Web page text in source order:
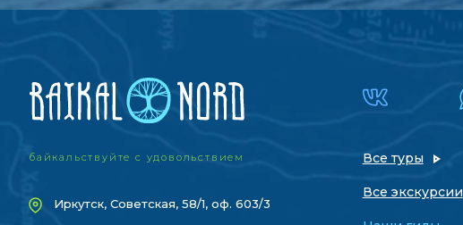
байкальствуйте с удовольствием
Иркутск, Советская, 58/1, оф. 603/3
Все туры
Все экскурсии